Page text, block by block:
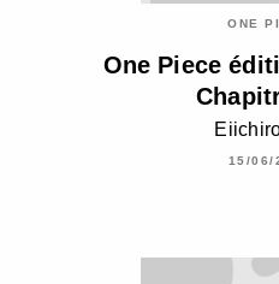
ONE
One Piece
15/06/